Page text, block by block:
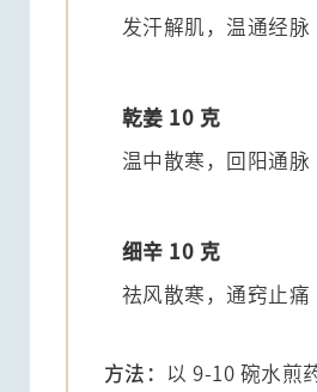
发汗解肌，温通经脉
乾姜 10 克
温中散寒，回阳通脉
细辛 10 克
祛风散寒，通窍止痛
方法： 以 9-10 碗水煎